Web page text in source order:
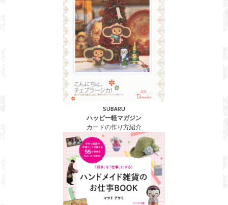
SUBARU
ハッピー軽マガジン
カードの作り方紹介